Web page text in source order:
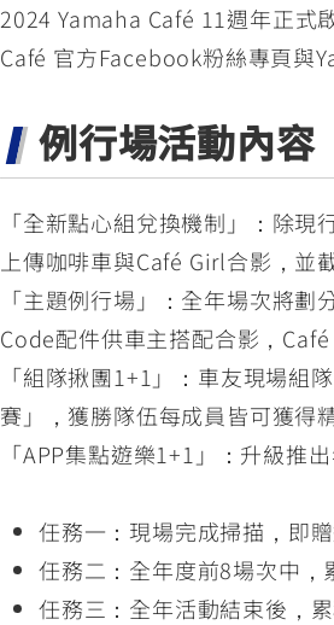
2024 Yamaha Café 11週年正式
Café 官方Facebook粉絲專頁與
例行場活動內容
「全新點心組兌換機制」：除
上傳咖啡車與Café Girl合影，並
「主題例行場」：全年場次將
Code配件供車主搭配合影，
「組隊揪團1+1」：車友現場
賽」，獲勝隊伍每成員皆可獲得
「APP集點遊樂1+1」：升級推
任務一：現場完成掃描，即
任務二：全年度前8場次中，
任務三：全年活動結束後，